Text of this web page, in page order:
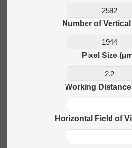
Number of
Pixel Size
Working Distance
Horizontal Field of